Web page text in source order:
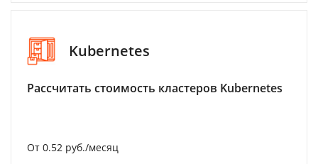
Kubernetes
Рассчитать стоимость кластеров Kubernetes
От 0.52 руб./месяц